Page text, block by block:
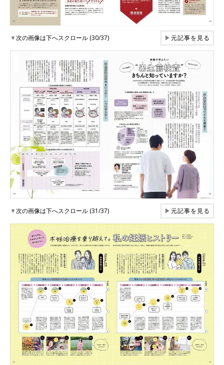
▼次の画像は下へスクロール (30/37) ▶元記事を見る
▼次の画像は下へスクロール (31/37) ▶元記事を見る